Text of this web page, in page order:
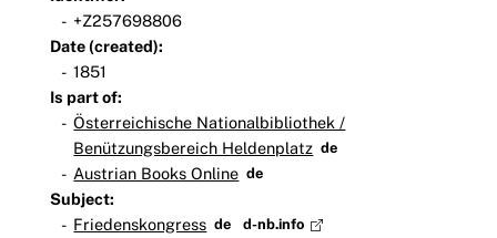
+Z257698806
Date (created):
1851
Is part of:
Österreichische Nationalbibliothek /
Benützungsbereich Heldenplatz de
Austrian Books Online de
Subject:
Friedenskongress de d-nb.info